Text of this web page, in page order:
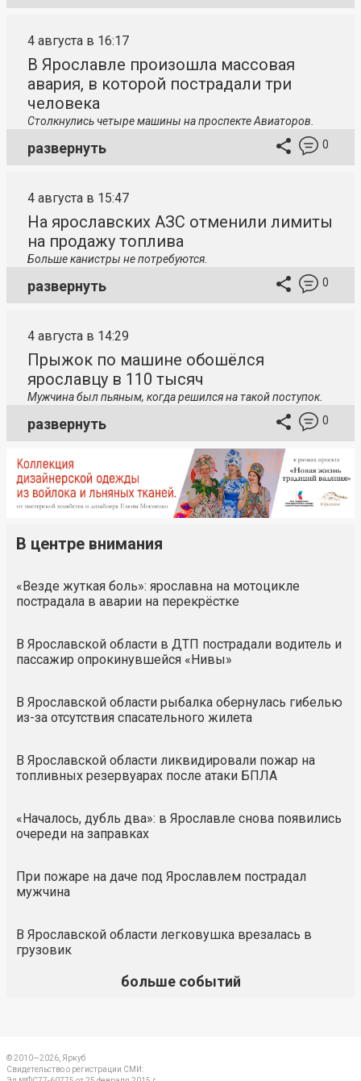
4 августа в 16:17
В Ярославле произошла массовая
авария, в которой пострадали три
человека
Столкнулись четыре машины на проспекте Авиаторов.
развернуть 0
4 августа в 15:47
На ярославских АЗС отменили лимиты
на продажу топлива
Больше канистры не потребуются.
развернуть 0
4 августа в 14:29
Прыжок по машине обошёлся
ярославцу в 110 тысяч
Мужчина был пьяным, когда решился на такой поступок.
развернуть 0
В центре внимания
«Везде жуткая боль»: ярославна на мотоцикле
пострадала в аварии на перекрёстке
В Ярославской области в ДТП пострадали водитель и
пассажир опрокинувшейся «Нивы»
В Ярославской области рыбалка обернулась гибелью
из-за отсутствия спасательного жилета
В Ярославской области ликвидировали пожар на
топливных резервуарах после атаки БПЛА
«Началось, дубль два»: в Ярославле снова появились
очереди на заправках
При пожаре на даче под Ярославлем пострадал
мужчина
В Ярославской области легковушка врезалась в
грузовик
больше событий
© 2010—2026, Яркуб
Свидетельство о регистрации СМИ: